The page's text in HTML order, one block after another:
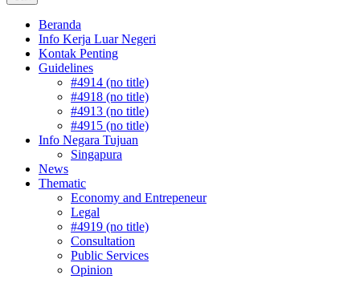
Beranda
Info Kerja Luar Negeri
Kontak Penting
Guidelines
#4914 (no title)
#4918 (no title)
#4913 (no title)
#4915 (no title)
Info Negara Tujuan
Singapura
News
Thematic
Economy and Entrepeneur
Legal
#4919 (no title)
Consultation
Public Services
Opinion